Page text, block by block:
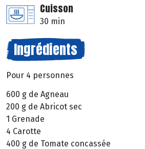
Cuisson
30 min
Ingrédients
Pour 4 personnes
600 g de Agneau
200 g de Abricot sec
1 Grenade
4 Carotte
400 g de Tomate concassée